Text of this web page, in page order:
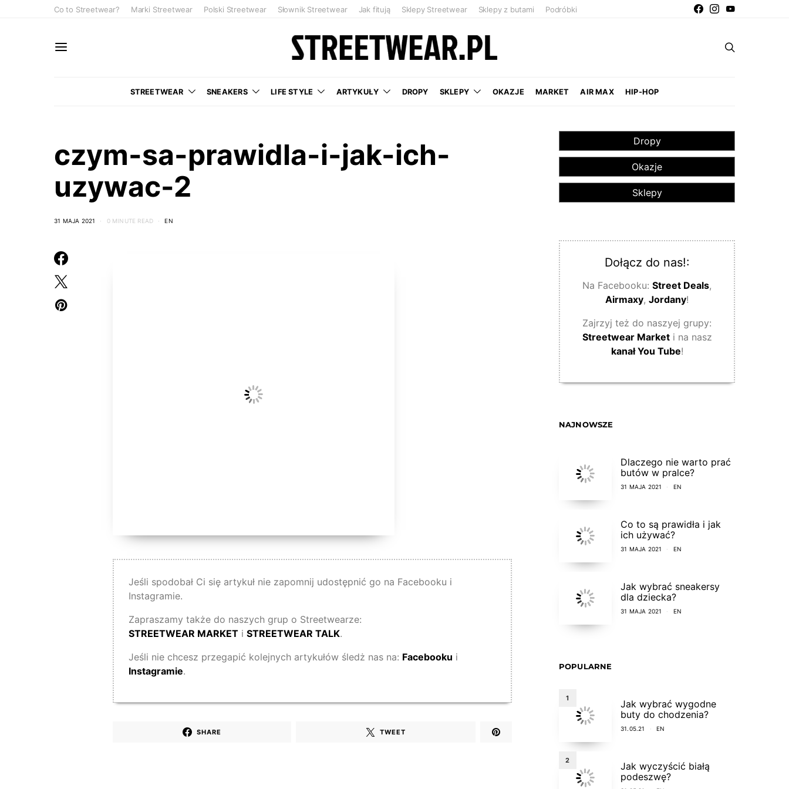
Co to Streetwear? Marki Streetwear Polski Streetwear Słownik Streetwear Jak fitują Sklepy Streetwear Sklepy z butami Podróbki
STREETWEAR SNEAKERS LIFE STYLE ARTYKUŁY DROPY SKLEPY OKAZJE MARKET AIR MAX HIP-HOP
czym-sa-prawidla-i-jak-ich-
uzywac-2
31 MAJA 2021 0 MINUTE READ EN
Jeśli spodobał Ci się artykuł nie zapomnij udostępnić go na Facebooku i
Instagramie.
Zapraszamy także do naszych grup o Streetwearze:
STREETWEAR MARKET i STREETWEAR TALK.
Jeśli nie chcesz przegapić kolejnych artykułów śledż nas na: Facebooku i
Instagramie.
SHARE TWEET
Dropy
Okazje
Sklepy
Dołącz do nas!:
Na Facebooku: Street Deals,
Airmaxy, Jordany!
Zajrzyj też do naszyej grupy:
Streetwear Marketi na nasz
kanał You Tube!
NAJNOWSZE
Dlaczego nie warto prać
butów w pralce?
31 MAJA 2021 EN
Co to są prawidła i jak
ich używać?
31 MAJA 2021 EN
Jak wybrać sneakersy
dla dziecka?
31 MAJA 2021 EN
POPULARNE
1
Jak wybrać wygodne
buty do chodzenia?
31.05.21 EN
2
Jak wyczyścić białą
podeszwę?